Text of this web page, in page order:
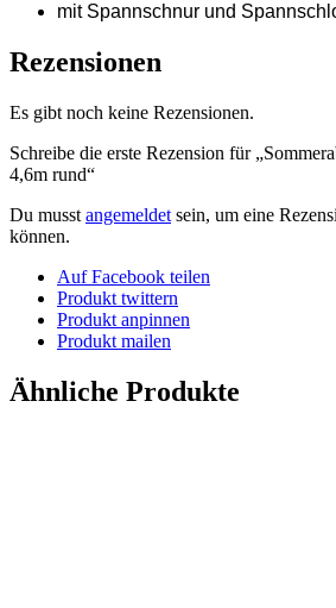
mit Spannschnur und
Rezensionen
Es gibt noch keine Rezensionen.
Schreibe die erste Rezension für
4,6m rund“
Du musst angemeldet sein, um eine
können.
Auf Facebook teilen
Produkt twittern
Produkt anpinnen
Produkt mailen
Ähnliche Produkte